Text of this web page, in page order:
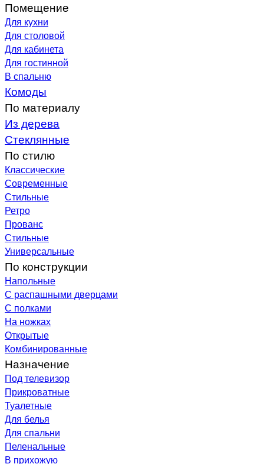
Помещение
Для кухни
Для столовой
Для кабинета
Для гостинной
В спальню
Комоды
По материалу
Из дерева
Стеклянные
По стилю
Классические
Современные
Стильные
Ретро
Прованс
Стильные
Универсальные
По конструкции
Напольные
С распашными дверцами
С полками
На ножках
Открытые
Комбинированные
Назначение
Под телевизор
Прикроватные
Туалетные
Для белья
Для спальни
Пеленальные
В прихожую